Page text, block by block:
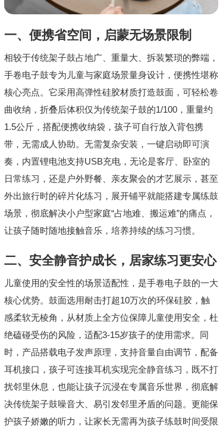
一、便携省空间，启蒙无场景限制
相较于传统架子鼓占地广、重量大、拆装繁琐的弊端，
手卷电子鼓专为儿童与家庭场景量身设计，便携性堪称
核心亮点。它采用高弹性硅胶材质打造鼓面，可轻松卷
曲收纳，折叠后体积仅为传统架子鼓的1/100，重量约
1.5公斤，搭配便携收纳袋，孩子可自行放入背包携
带，无需成人协助。无需复杂安装，一键启动即可演
奏，内置锂电池支持USB充电，无论是客厅、卧室的
日常练习，还是户外野餐、亲友聚会的才艺展示，甚至
外出旅行时的碎片化练习，展开铺平就能搭建专属练鼓
场景，彻底解决小户型家庭“占地难、搬运难”的痛点，
让孩子随时随地接触音乐，培养持续的练习习惯。
二、安全静音护成长，居家练习更安心
儿童使用的安全性的场景适配性，是手卷电子鼓的一大
核心优势。鼓面选用耐击打超10万次的环保硅胶，触
感柔软无棱角，从材质上全方位保障儿童使用安全，杜
绝磕碰受伤的风险，适配3-15岁孩子的使用需求。同
时，产品搭载电子发声原理，支持音量自由调节，配备
耳机接口，孩子可连接耳机实现完全静音练习，既不打
扰邻里休息，也能让孩子沉浸在专属音乐世界，彻底解
决传统架子鼓噪音大、易引发邻里矛盾的问题。更能保
护孩子娇嫩的听力，让家长无需再为孩子练鼓时间受限